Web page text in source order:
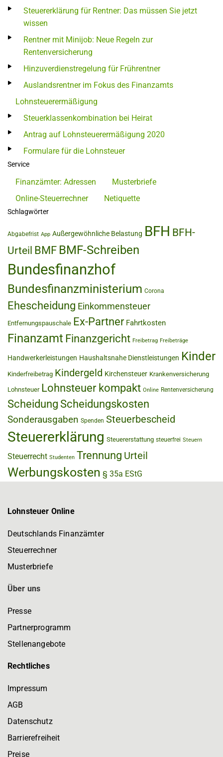
Steuererklärung für Rentner: Das müssen Sie jetzt
wissen
Rentner mit Minijob: Neue Regeln zur
Rentenversicherung
Hinzuverdienstregelung für Frührentner
Auslandsrentner im Fokus des Finanzamts
Lohnsteuerermäßigung
Steuerklassenkombination bei Heirat
Antrag auf Lohnsteuerermäßigung 2020
Formulare für die Lohnsteuer
Service
Finanzämter: Adressen
Musterbriefe
Online-Steuerrechner
Netiquette
Schlagwörter
Abgabefrist App Außergewöhnliche Belastung BFH BFH-
Urteil BMF BMF-Schreiben
Bundesfinanzhof
Bundesfinanzministerium Corona
Ehescheidung Einkommensteuer
Entfernungspauschale Ex-Partner Fahrtkosten
Finanzamt Finanzgericht Freibetrag Freibeträge
Handwerkerleistungen Haushaltsnahe Dienstleistungen Kinder
Kinderfreibetrag Kindergeld Kirchensteuer Krankenversicherung
Lohnsteuer Lohnsteuer kompakt Online Rentenversicherung
Scheidung Scheidungskosten
Sonderausgaben Spenden Steuerbescheid
Steuererklärung Steuererstattung steuerfrei Steuern
Steuerrecht Studenten Trennung Urteil
Werbungskosten § 35a EStG
Lohnsteuer Online
Deutschlands Finanzämter
Steuerrechner
Musterbriefe
Über uns
Presse
Partnerprogramm
Stellenangebote
Rechtliches
Impressum
AGB
Datenschutz
Barrierefreiheit
Preise